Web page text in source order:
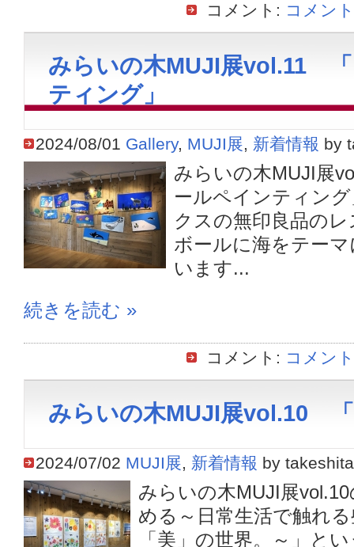
コメント: コメン
みらいの木MUJI展vol.11
ティング」
2024/08/01 Gallery, MUJI展, 新着情報 by
みらいの木MUJI展
ールペインティン
クスの無印良品の
ボールに海をテー
います...
続きを読む »
コメント: コメン
みらいの木MUJI展vol.10
2024/07/02 MUJI展, 新着情報 by takeshita
みらいの木MUJI展
める～日常生活で触れ
「美」の世界。～」と